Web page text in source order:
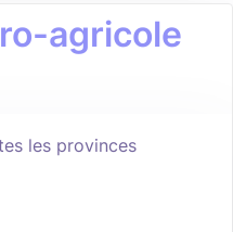
agricole
les provinces